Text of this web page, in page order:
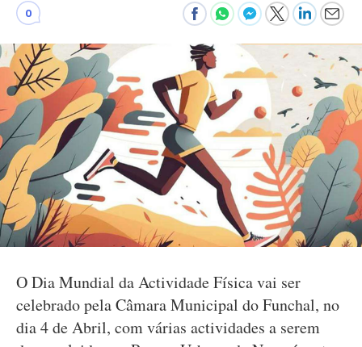
0
O Dia Mundial da Actividade Física vai ser
celebrado pela Câmara Municipal do Funchal, no
dia 4 de Abril, com várias actividades a serem